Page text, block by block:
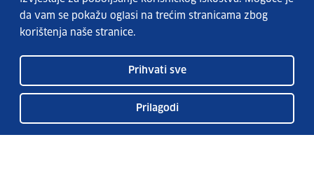
da vam se pokažu oglasi na trećim stranicama zbog
korištenja naše stranice.
Prilagodi
Prihvati sve